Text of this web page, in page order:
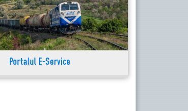
Portalul E-Service